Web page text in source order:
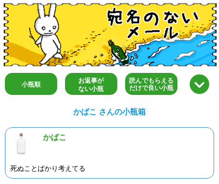
小瓶順
お返事が
ない小瓶
読んでもらえる
だけで良い小瓶
かばこ さんの小瓶箱
かばこ
死ぬことばかり考えてる